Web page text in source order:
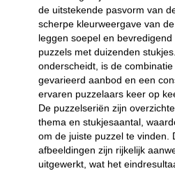
de uitstekende pasvorm van
scherpe kleurweergave van
leggen soepel en
puzzels met duizenden
onderscheidt, is de
gevarieerd aanbod en een
ervaren puzzelaars keer op
De puzzelseriën zijn
thema en stukjesaantal,
om de juiste puzzel te vinden.
afbeeldingen zijn rijkelijk
uitgewerkt, wat het